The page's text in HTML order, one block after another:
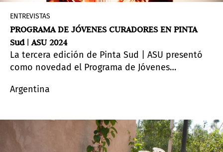
ENTREVISTAS
PROGRAMA DE JÓVENES CURADORES EN PINTA
Sud | ASU 2024
La tercera edición de Pinta Sud | ASU presentó
como novedad el Programa de Jóvenes
En diálogo con Arte al Día, los dos participantes
Pompa– comparten cómo fue su experiencia en
el proceso.
Argentina